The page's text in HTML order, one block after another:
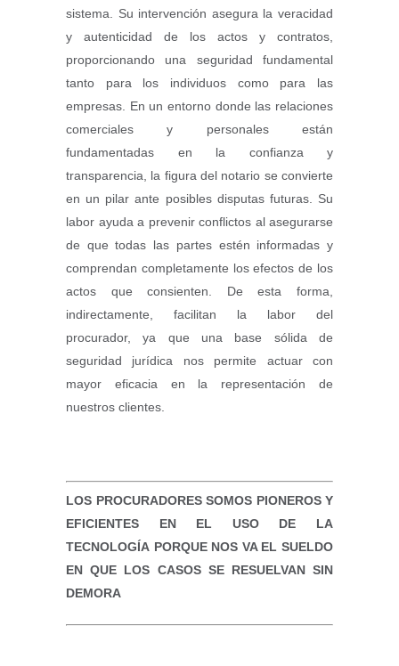
sistema. Su intervención asegura la veracidad
y autenticidad de los actos y contratos,
proporcionando una seguridad fundamental
tanto para los individuos como para las
empresas. En un entorno donde las relaciones
comerciales y personales están
fundamentadas en la confianza y
transparencia, la figura del notario se convierte
en un pilar ante posibles disputas futuras. Su
labor ayuda a prevenir conflictos al asegurarse
de que todas las partes estén informadas y
comprendan completamente los efectos de los
actos que consienten. De esta forma,
indirectamente, facilitan la labor del
procurador, ya que una base sólida de
seguridad jurídica nos permite actuar con
mayor eficacia en la representación de
nuestros clientes.
LOS PROCURADORES SOMOS PIONEROS Y
EFICIENTES EN EL USO DE LA
TECNOLOGÍA PORQUE NOS VA EL SUELDO
EN QUE LOS CASOS SE RESUELVAN SIN
DEMORA